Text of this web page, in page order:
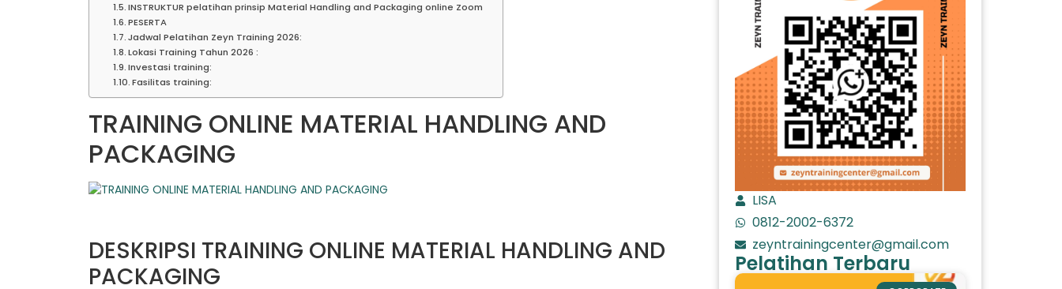
INSTRUKTUR pelatihan prinsip Material Handling and Packaging online Zoom
PESERTA
Jadwal Pelatihan Zeyn Training 2026:
Lokasi Training Tahun 2026 :
Investasi training:
Fasilitas training:
TRAINING ONLINE MATERIAL HANDLING AND
PACKAGING
DESKRIPSI TRAINING ONLINE MATERIAL HANDLING AND
PACKAGING
LISA
0812-2002-6372
zeyntrainingcenter@gmail.com
Pelatihan Terbaru